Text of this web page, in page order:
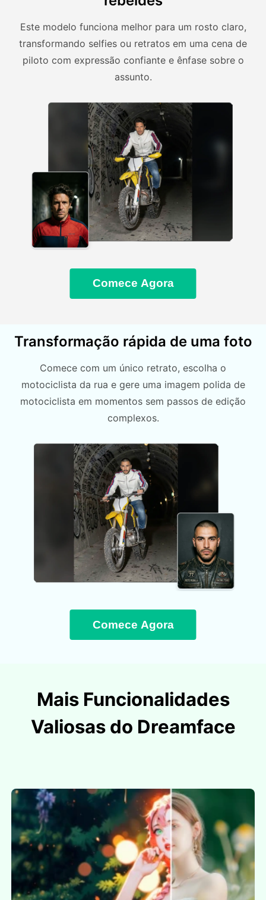
Este modelo funciona melhor para um rosto claro,
transformando selfies ou retratos em uma cena de
piloto com expressão confiante e ênfase sobre o
assunto.
Comece Agora
Transformação rápida de uma foto
Comece com um único retrato, escolha o
motociclista da rua e gere uma imagem polida de
motociclista em momentos sem passos de edição
complexos.
Comece Agora
Mais Funcionalidades
Valiosas do Dreamface